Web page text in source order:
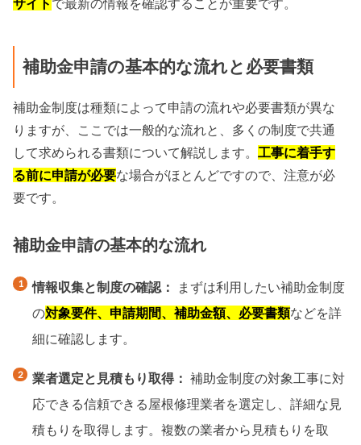
サイト で最新の情報を確認することが重要です。
補助金申請の基本的な流れと必要書類
補助金制度は種類によって申請の流れや必要書類が異な
りますが、ここでは一般的な流れと、多くの制度で共通
して求められる書類について解説します。 工事に着手す
る前に申請が必要な場合がほとんどですので、注意が必
要です。
補助金申請の基本的な流れ
情報収集と制度の確認：
まずは利用したい補助金制度
の対象要件、申請期間、補助金額、必要書類などを詳
細に確認します。
業者選定と見積もり取得： 補助金制度の対象工事に対
応できる信頼できる屋根修理業者を選定し、詳細な見
積もりを取得します。複数の業者から見積もりを取